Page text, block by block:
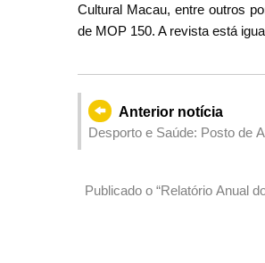
Cultural Macau, entre outros
de MOP 150. A revista está
Anterior notícia
Desporto e Saúde: Posto de
Publicado o “Relatório Anual